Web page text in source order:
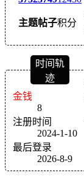
主题帖子积分
时间轨
迹
金钱
8
注册时间
2024-1-10
最后登录
2026-8-9